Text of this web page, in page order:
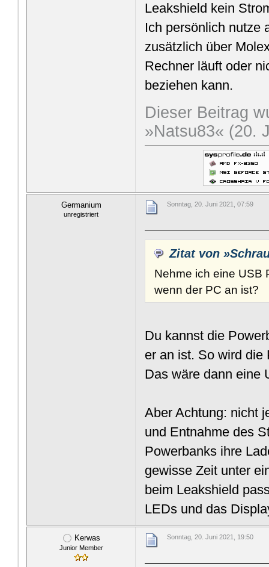
Leakshield kein
Ich persönlich nutze
zusätzlich über
Rechner läuft oder
beziehen kann.
Dieser Beitrag
»Natsu83« (20.
Germanium
unregistriert
Sonntag, 20. Juni 2021, 07:59
Zitat von
Nehme ich eine USB
wenn der PC an ist?
Du kannst die
er an ist. So wird die
Das wäre dann eine
Aber Achtung: nicht
und Entnahme des
Powerbanks ihre
gewisse Zeit unter
beim Leakshield
LEDs und das
Kerwas
Junior Member
Sonntag, 20. Juni 2021, 19:50